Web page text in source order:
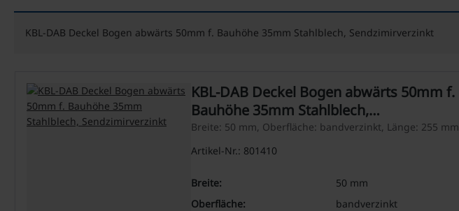
KBL-DAB Deckel Bogen abwärts 50mm f. Bauhöhe 35mm Stahlblech, Sendzimirverzinkt
KBL-DAB Deckel Bogen abwärts 50mm f.
Bauhöhe 35mm Stahlblech,
Sendzimirverzinkt
Breite: 50 mm, Oberfläche: bandverzinkt, Länge: 255 mm
Artikel-Nr.: 801410
Breite:
50 mm
Oberfläche:
bandverzinkt